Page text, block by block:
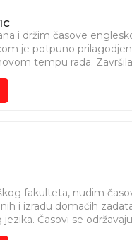
i držim časove
je potpuno
tempu rada.
iz oblasti
skole engleskog. Dok
fakulteta, nudim
i izradu domaćih
Časovi se
i trajanje samog časa